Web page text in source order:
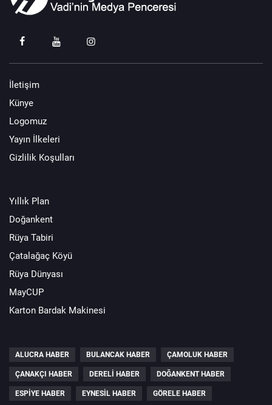
İletişim
Künye
Logomuz
Yayın İlkeleri
Gizlilik Koşulları
Yıllık Plan
Doğankent
Rüya Tabiri
Çatalağaç Köyü
Rüya Dünyası
MayCUP
Karton Bardak Makinesi
ALUCRA HABER BULANCAK HABER ÇAMOLUK HABER
ÇANAKÇI HABER DERELI HABER DOĞANKENT HABER
ESPIYE HABER EYNESIL HABER GÖRELE HABER